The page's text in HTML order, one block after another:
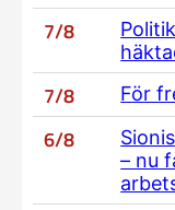
7/8
7/8 För
6/8
– nu